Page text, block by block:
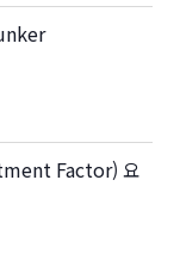
Factor) 요